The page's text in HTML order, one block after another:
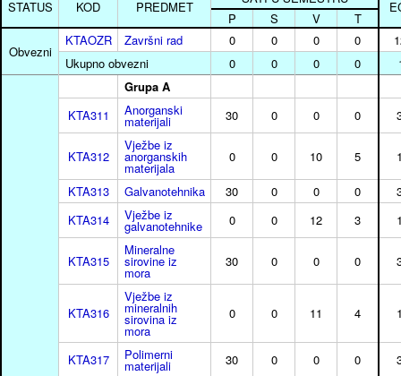
STATUS KOD PREDMET
P S V
T
Obvezni
KTAOZR Završni rad 0 0 0 0
Ukupno obvezni
0 0 0 0
Grupa A
KTA311
Anorganski
materijali 30 0 0 0
KTA312
Vježbe iz
anorganskih
materijala
0 0 10 5
KTA313 Galvanotehnika 30 0 0 0
KTA314
Vježbe iz
galvanotehnike 0 0 12 3
KTA315
Mineralne
sirovine iz
mora
30 0 0 0
KTA316
Vježbe iz
mineralnih
sirovina iz
mora
0 0 11 4
KTA317 Polimerni
materijali 30 0 0 0